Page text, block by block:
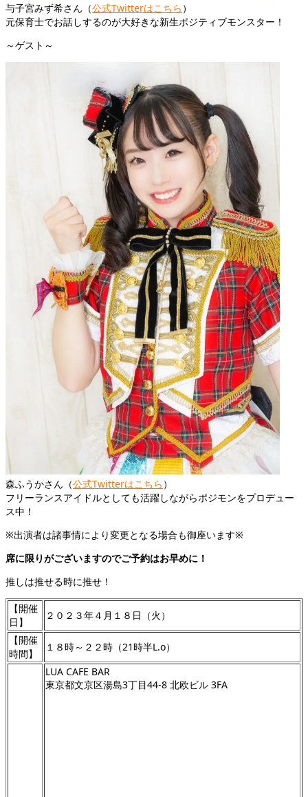
与子宮みず希さん（公式Twitterはこちら ）
元保育士でお話しするのが大好きな新生ポジティブモンスター！
～ゲスト～
森ふうかさん（公式Twitterはこちら ）
フリーランスアイドルとしても活躍しながらポジモンをプロデュー
ス中！
※出演者は諸事情により変更となる場合も御座います※
席に限りがございますのでご予約はお早めに！
推しは推せる時に推せ！
【開催
日】
２０２３年４月１８日（火）
【開催
時間】
１８時～２２時（21時半L.o）
LUA CAFE BAR
東京都文京区湯島3丁目44-8 北欧ビル 3FA